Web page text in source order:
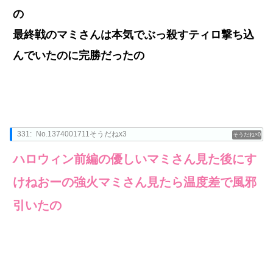
の
最終戦のマミさんは本気でぶっ殺すティロ撃ち込
んでいたのに完勝だったの
0
331: No.1374001711そうだねx3
ハロウィン前編の優しいマミさん見た後にす
けねおーの強火マミさん見たら温度差で風邪
引いたの